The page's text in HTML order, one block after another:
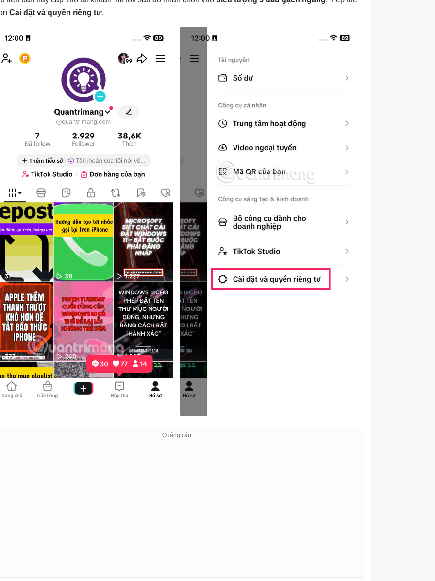
Cài đặt và quyền riêng tư.